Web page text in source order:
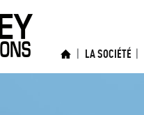
LA SOCIÉTÉ